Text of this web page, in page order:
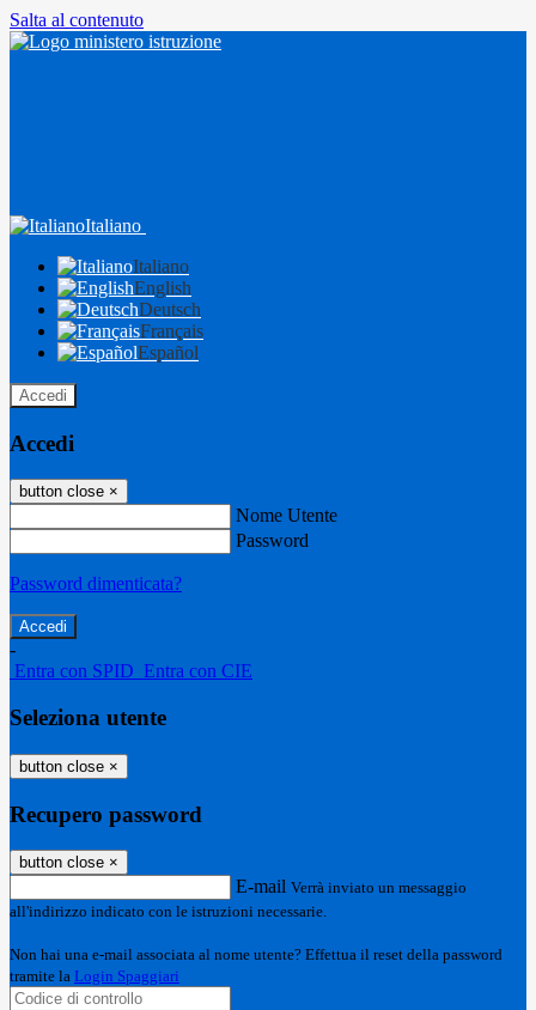
Salta al contenuto
Italiano
Italiano
English
Deutsch
Français
Español
Accedi
Accedi
button close ×
Nome Utente
Password
Password dimenticata?
-
Entra con SPID Entra con CIE
Seleziona utente
button close ×
Recupero password
button close ×
E-mail Verrà inviato un messaggio
all'indirizzo indicato con le istruzioni necessarie.
Non hai una e-mail associata al nome utente? Effettua il reset della password
tramite la Login Spaggiari